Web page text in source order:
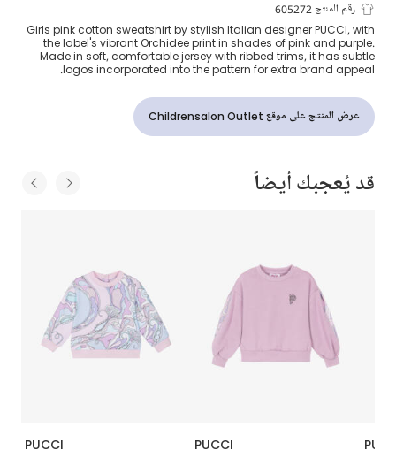
بلوزة بطبعة أوركيد قطن لون زهري للبنات
رقم المنتج 605272
Girls pink cotton sweatshirt by stylish Italian designer PUCCI, with
the label's vibrant Orchidee print in shades of pink and purple.
Made in soft, comfortable jersey with ribbed trims, it has subtle
logos incorporated into the pattern for extra brand appeal.
عرض المنتج على موقع Childrensalon Outlet
قد يُعجبك أيضاً
PUCCI PUCCI